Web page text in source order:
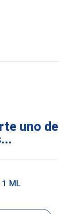
uno de
1 ML